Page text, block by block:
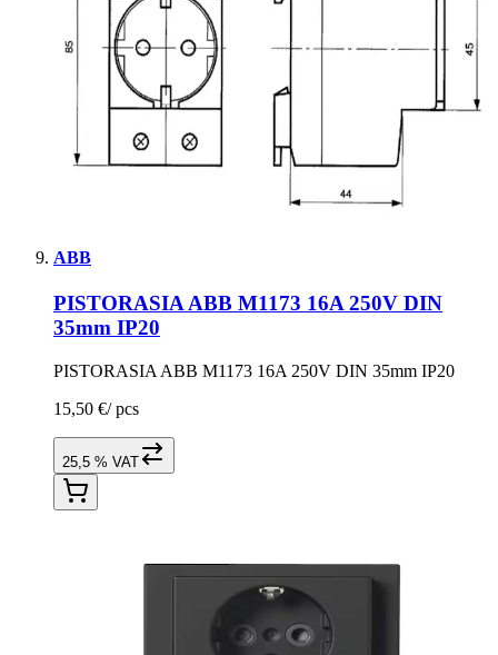
ABB
PISTORASIA ABB M1173 16A 250V DIN
35mm IP20
PISTORASIA ABB M1173 16A 250V DIN 35mm IP20
15,50 €/ pcs
25,5 % VAT